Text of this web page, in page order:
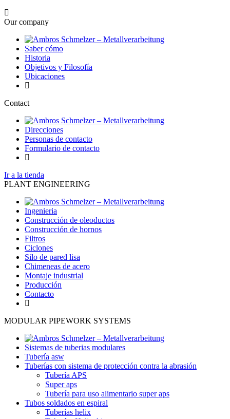
Our company
Saber cómo
Historia
Objetivos y Filosofía
Ubicaciones
Contact
Direcciones
Personas de contacto
Formulario de contacto
Ir a la tienda
PLANT ENGINEERING
Ingenieria
Construcción de oleoductos
Construcción de hornos
Filtros
Ciclones
Silo de pared lisa
Chimeneas de acero
Montaje industrial
Producción
Contacto
MODULAR PIPEWORK SYSTEMS
Sistemas de tuberias modulares
Tubería asw
Tuberías con sistema de protección contra la abrasión
Tubería APS
Super aps
Tubería para uso alimentario super aps
Tubos soldados en espiral
Tuberías helix